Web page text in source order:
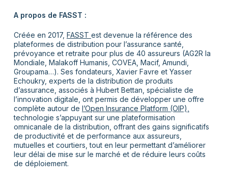
A propos de FASST :
Créée en 2017, FASST est devenue la référence des
plateformes de distribution pour l’assurance santé,
prévoyance et retraite pour plus de 40 assureurs (AG2R la
Mondiale, Malakoff Humanis, COVEA, Macif, Amundi,
Groupama…). Ses fondateurs, Xavier Favre et Yasser
Echoukry, experts de la distribution de produits
d’assurance, associés à Hubert Bettan, spécialiste de
l’innovation digitale, ont permis de développer une offre
complète autour de l’Open Insurance Platform (OIP),
technologie s’appuyant sur une plateformisation
omnicanale de la distribution, offrant des gains significatifs
de productivité et de performance aux assureurs,
mutuelles et courtiers, tout en leur permettant d’améliorer
leur délai de mise sur le marché et de réduire leurs coûts
de déploiement.